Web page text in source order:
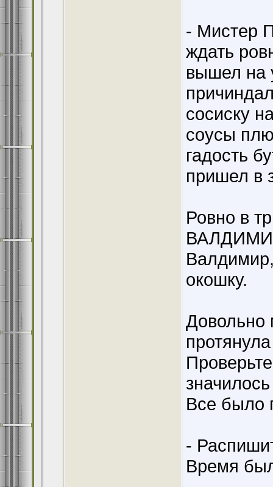
- Мистер
ждать
вышел на
сосиску
соусы
гадость
пришел в
Ровно в
окошку.
Довольно
Все было
-
Время